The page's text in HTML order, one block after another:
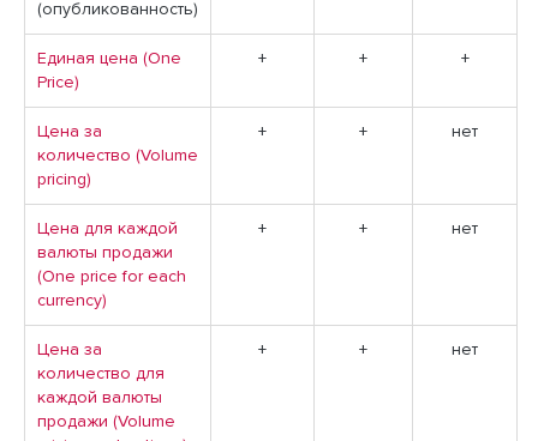
(опубликованность)
Единая цена (One
Price)
+ + +
Цена за
количество (Volume
pricing)
+ + нет
Цена для каждой
валюты продажи
(One price for each
currency)
+ + нет
Цена за
количество для
каждой валюты
продажи (Volume
+ + нет